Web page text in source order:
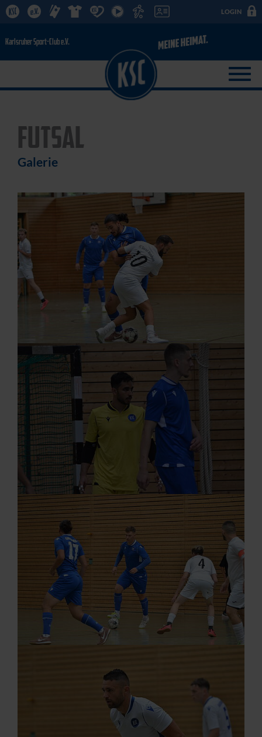
LOGIN
FUTSAL
Galerie